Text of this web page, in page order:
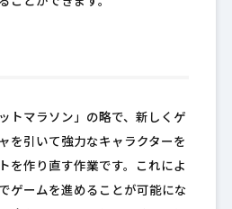
トマラソン」の略で、新しくゲ
を引いて強力なキャラクターを
を作り直す作業です。これによ
ゲームを進めることが可能にな